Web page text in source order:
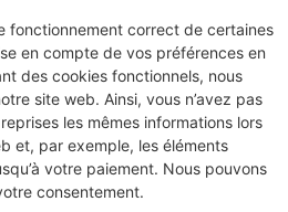
fonctionnement correct de certaines
en compte de vos préférences en
des cookies fonctionnels, nous
site web. Ainsi, vous n’avez pas
les mêmes informations lors
et, par exemple, les éléments
votre paiement. Nous pouvons
consentement.